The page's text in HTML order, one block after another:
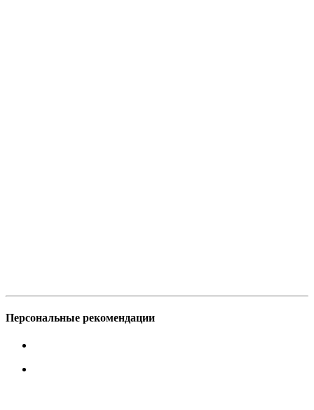
Персональные рекомендации